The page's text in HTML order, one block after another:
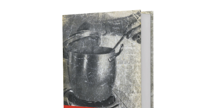
DETTAGLI